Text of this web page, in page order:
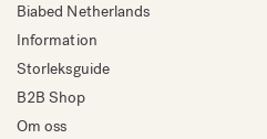
Biabed Netherlands
Information
Storleksguide
B2B Shop
Om oss